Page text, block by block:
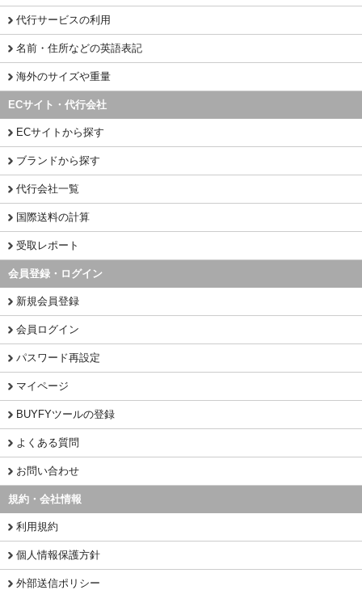
代行サービスの利用
名前・住所などの英語表記
海外のサイズや重量
ECサイト・代行会社
ECサイトから探す
ブランドから探す
代行会社一覧
国際送料の計算
受取レポート
会員登録・ログイン
新規会員登録
会員ログイン
パスワード再設定
マイページ
BUYFYツールの登録
よくある質問
お問い合わせ
規約・会社情報
利用規約
個人情報保護方針
外部送信ポリシー